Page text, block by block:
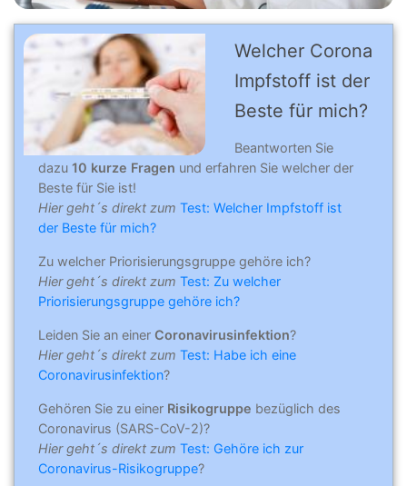
Welcher Corona
Impfstoff ist der
Beste für mich?
Beantworten Sie
dazu 10 kurze Fragen und erfahren Sie welcher der
Beste für Sie ist!
Hier geht´s direkt zum Test: Welcher Impfstoff ist
der Beste für mich?
Zu welcher Priorisierungsgruppe gehöre ich?
Hier geht´s direkt zum Test: Zu welcher
Priorisierungsgruppe gehöre ich?
Leiden Sie an einer Coronavirusinfektion?
Hier geht´s direkt zum Test: Habe ich eine
Coronavirusinfektion?
Gehören Sie zu einer Risikogruppe bezüglich des
Coronavirus (SARS-CoV-2)?
Hier geht´s direkt zum Test: Gehöre ich zur
Coronavirus-Risikogruppe?